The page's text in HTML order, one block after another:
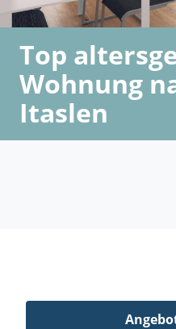
Top
Wohnung
Itaslen